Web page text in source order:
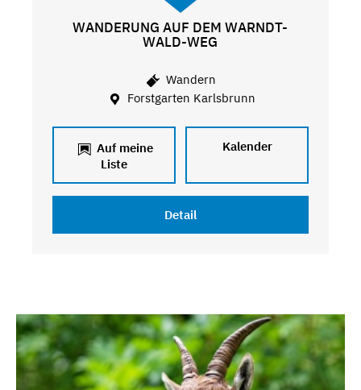
WANDERUNG AUF DEM WARNDT-
WALD-WEG
Wandern
Forstgarten Karlsbrunn
Auf meine
Liste
Kalender
Detail